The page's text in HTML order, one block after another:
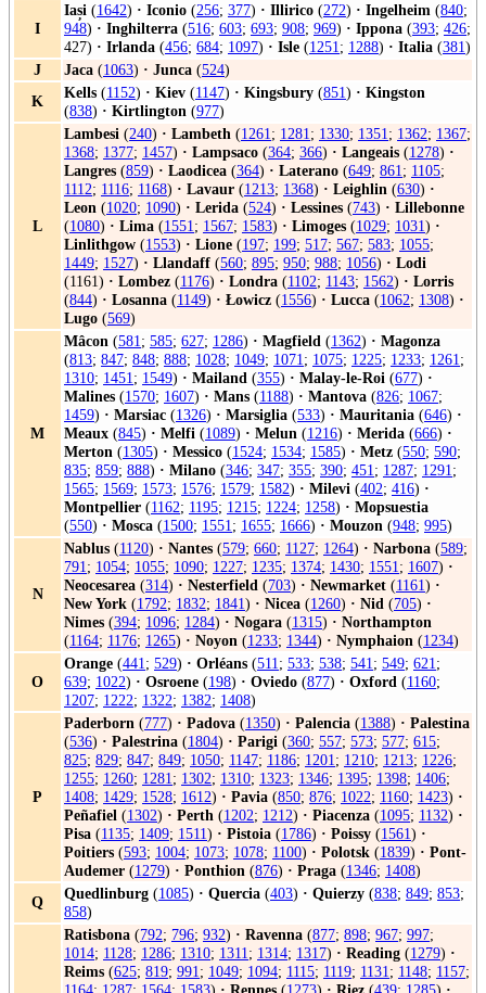
I
Iași (1642) · Iconio (256; 377) · Illirico (272) · Ingelheim (840;
948) · Inghilterra (516; 603; 693; 908; 969) · Ippona (393; 426;
427) · Irlanda (456; 684; 1097) · Isle (1251; 1288) · Italia (381)
J
Jaca (1063) · Junca (524)
K
Kells (1152) · Kiev (1147) · Kingsbury (851) · Kingston
(838) · Kirtlington (977)
L
Lambesi (240) · Lambeth (1261; 1281; 1330; 1351; 1362; 1367;
1368; 1377; 1457) · Lampsaco (364; 366) · Langeais (1278) ·
Langres (859) · Laodicea (364) · Laterano (649; 861; 1105;
1112; 1116; 1168) · Lavaur (1213; 1368) · Leighlin (630) ·
Leon (1020; 1090) · Lerida (524) · Lessines (743) · Lillebonne
(1080) · Lima (1551; 1567; 1583) · Limoges (1029; 1031) ·
Linlithgow (1553) · Lione (197; 199; 517; 567; 583; 1055;
1449; 1527) · Llandaff (560; 895; 950; 988; 1056) · Lodi
(1161) · Lombez (1176) · Londra (1102; 1143; 1562) · Lorris
(844) · Losanna (1149) · Łowicz (1556) · Lucca (1062; 1308) ·
Lugo (569)
M
Mâcon (581; 585; 627; 1286) · Magfield (1362) · Magonza
(813; 847; 848; 888; 1028; 1049; 1071; 1075; 1225; 1233; 1261;
1310; 1451; 1549) · Mailand (355) · Malay-le-Roi (677) ·
Malines (1570; 1607) · Mans (1188) · Mantova (826; 1067;
1459) · Marsiac (1326) · Marsiglia (533) · Mauritania (646) ·
Meaux (845) · Melfi (1089) · Melun (1216) · Merida (666) ·
Merton (1305) · Messico (1524; 1534; 1585) · Metz (550; 590;
835; 859; 888) · Milano (346; 347; 355; 390; 451; 1287; 1291;
1565; 1569; 1573; 1576; 1579; 1582) · Milevi (402; 416) ·
Montpellier (1162; 1195; 1215; 1224; 1258) · Mopsuestia
(550) · Mosca (1500; 1551; 1655; 1666) · Mouzon (948; 995)
N
Nablus (1120) · Nantes (579; 660; 1127; 1264) · Narbona (589;
791; 1054; 1055; 1090; 1227; 1235; 1374; 1430; 1551; 1607) ·
Neocesarea (314) · Nesterfield (703) · Newmarket (1161) ·
New York (1792; 1832; 1841) · Nicea (1260) · Nid (705) ·
Nimes (394; 1096; 1284) · Nogara (1315) · Northampton
(1164; 1176; 1265) · Noyon (1233; 1344) · Nymphaion (1234)
O
Orange (441; 529) · Orléans (511; 533; 538; 541; 549; 621;
639; 1022) · Osroene (198) · Oviedo (877) · Oxford (1160;
1207; 1222; 1322; 1382; 1408)
P
Paderborn (777) · Padova (1350) · Palencia (1388) · Palestina
(536) · Palestrina (1804) · Parigi (360; 557; 573; 577; 615;
825; 829; 847; 849; 1050; 1147; 1186; 1201; 1210; 1213; 1226;
1255; 1260; 1281; 1302; 1310; 1323; 1346; 1395; 1398; 1406;
1408; 1429; 1528; 1612) · Pavia (850; 876; 1022; 1160; 1423) ·
Peñafiel (1302) · Perth (1202; 1212) · Piacenza (1095; 1132) ·
Pisa (1135; 1409; 1511) · Pistoia (1786) · Poissy (1561) ·
Poitiers (593; 1004; 1073; 1078; 1100) · Polotsk (1839) · Pont-
Audemer (1279) · Ponthion (876) · Praga (1346; 1408)
Q
Quedlinburg (1085) · Quercia (403) · Quierzy (838; 849; 853;
858)
Ratisbona (792; 796; 932) · Ravenna (877; 898; 967; 997;
1014; 1128; 1286; 1310; 1311; 1314; 1317) · Reading (1279) ·
Reims (625; 819; 991; 1049; 1094; 1115; 1119; 1131; 1148; 1157;